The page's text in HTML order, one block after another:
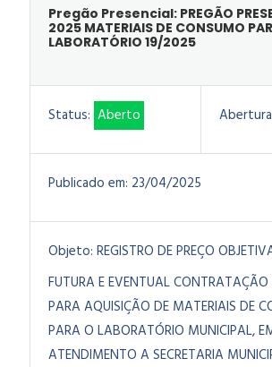
Pregão Presencial: PREGÃO
2025 MATERIAIS DE CONSUMO
LABORATÓRIO 19/2025
Status: Aberto
Publicado em: 23/04/2025
Objeto: REGISTRO DE PREÇO
FUTURA E EVENTUAL CONTRATAÇÃO
PARA AQUISIÇÃO DE MATERIAIS DE
PARA O LABORATÓRIO MUNICIPAL,
ATENDIMENTO A SECRETARIA